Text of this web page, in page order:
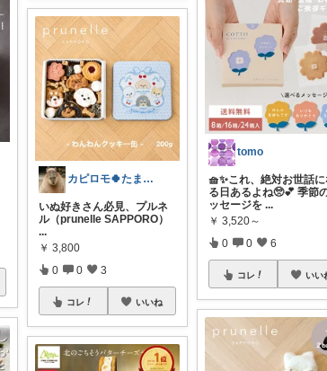
カピロモ🍀たまにくすっと笑えるーむ🐾
いぬ好きさん必見、プルネ
ル（prunelle SAPPORO）
...
￥ 3,800
0 0 3
コレ いいね
tomo
🧺✨これ、絶対お世話
る日あるよね🥺💕 季節
ッセージを ...
￥ 3,520～
0 0 6
コレ いい